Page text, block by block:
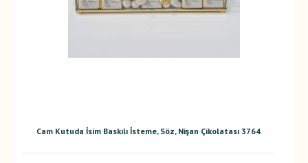
Cam Kutuda İsim Baskılı İsteme, Söz, Nişan Çikolatası 3764